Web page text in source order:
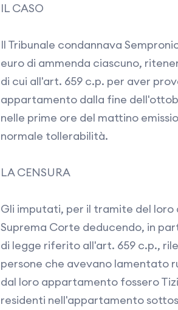
IL CASO
Il Tribunale condannava
euro di ammenda ciascuno,
di cui all'art. 659 c.p. per aver
appartamento dalla fine
nelle prime ore del mattino
normale tollerabilità.
LA CENSURA
Gli imputati, per il tramite del loro
Suprema Corte deducendo, in
di legge riferito all'art. 659 c.p.,
persone che avevano lamentato
dal loro appartamento fossero
residenti nell'appartamento